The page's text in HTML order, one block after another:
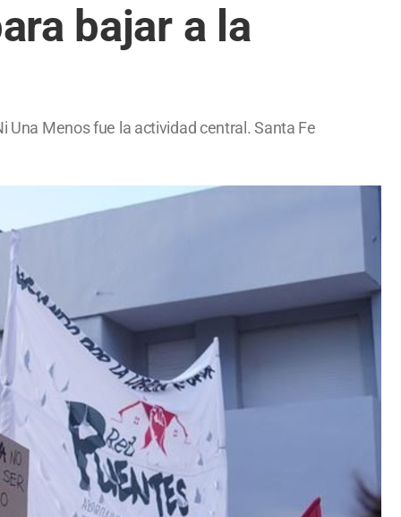
bajar a la
Una Menos fue la actividad central. Santa Fe